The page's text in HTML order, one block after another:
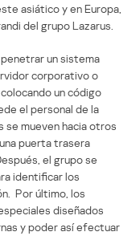
asiático y en Europa,
del grupo Lazarus.
un sistema
corporativo o
un código
el personal de la
mueven hacia otros
puerta trasera
el grupo se
identificar los
Por último, los
diseñados
y poder así efectuar